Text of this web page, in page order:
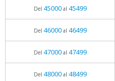
Del 45000al 45499
Del 46000al 46499
Del 47000al 47499
Del 48000al 48499